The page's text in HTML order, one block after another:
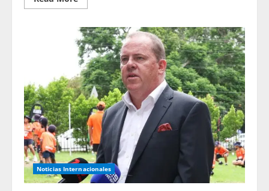
more
moment
où
JD
Vance
s’énerve
lorsqu’il
condamne
le
pape
à
propos
de
l’Iran
et
dit
qu’il
«
doit
être
Noticias Internacionales